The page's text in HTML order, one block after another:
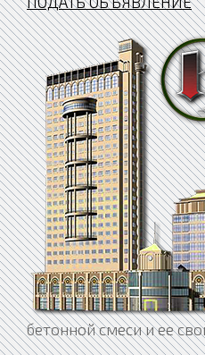
бетонной смеси и ее